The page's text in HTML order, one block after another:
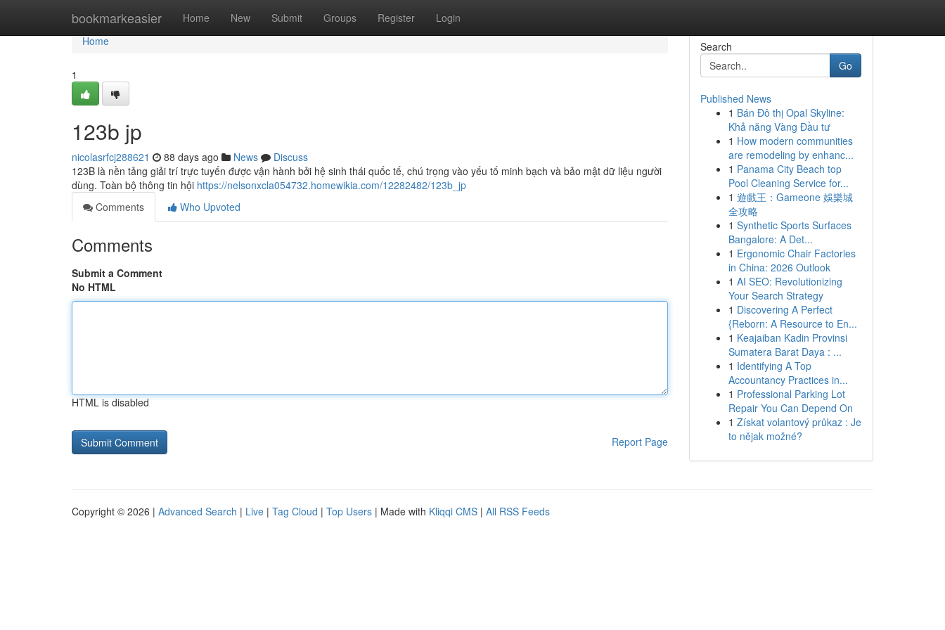
bookmarkeasier Home New Submit Groups Register Login
Home
Home
1
123b jp
nicolasrfcj288621 88 days ago News
Discuss
123B là nền tảng giải trí trực tuyến được vận hành bởi hệ sinh thái quốc tế, chú trọng vào yếu tố minh bạch và bảo mật dữ liệu người
dùng. Toàn bộ thông tin hội https://nelsonxcla054732.homewikia.com/12282482/123b_jp
Comments
Who Upvoted
Comments
Submit a Comment
No HTML
HTML is disabled
Report Page
Search
Go
Published News
1 Bán Đô thị Opal Skyline:
Khả năng Vàng Đầu tư
1 How modern communities
are remodeling by enhanc...
1 Panama City Beach top
Pool Cleaning Service for...
1 遊戲王：Gameone 娛樂城
全攻略
1 Synthetic Sports Surfaces
Bangalore: A Det...
1 Ergonomic Chair Factories
in China: 2026 Outlook
1 AI SEO: Revolutionizing
Your Search Strategy
1 Discovering A Perfect
{Reborn: A Resource to En...
1 Keajaiban Kadin Provinsi
Sumatera Barat Daya : ...
1 Identifying A Top
Accountancy Practices in...
1 Professional Parking Lot
Repair You Can Depend On
1 Získat volantový průkaz : Je
to nějak možné?
Copyright © 2026 | Advanced Search | Live | Tag Cloud | Top Users | Made with Kliqqi CMS | All RSS Feeds